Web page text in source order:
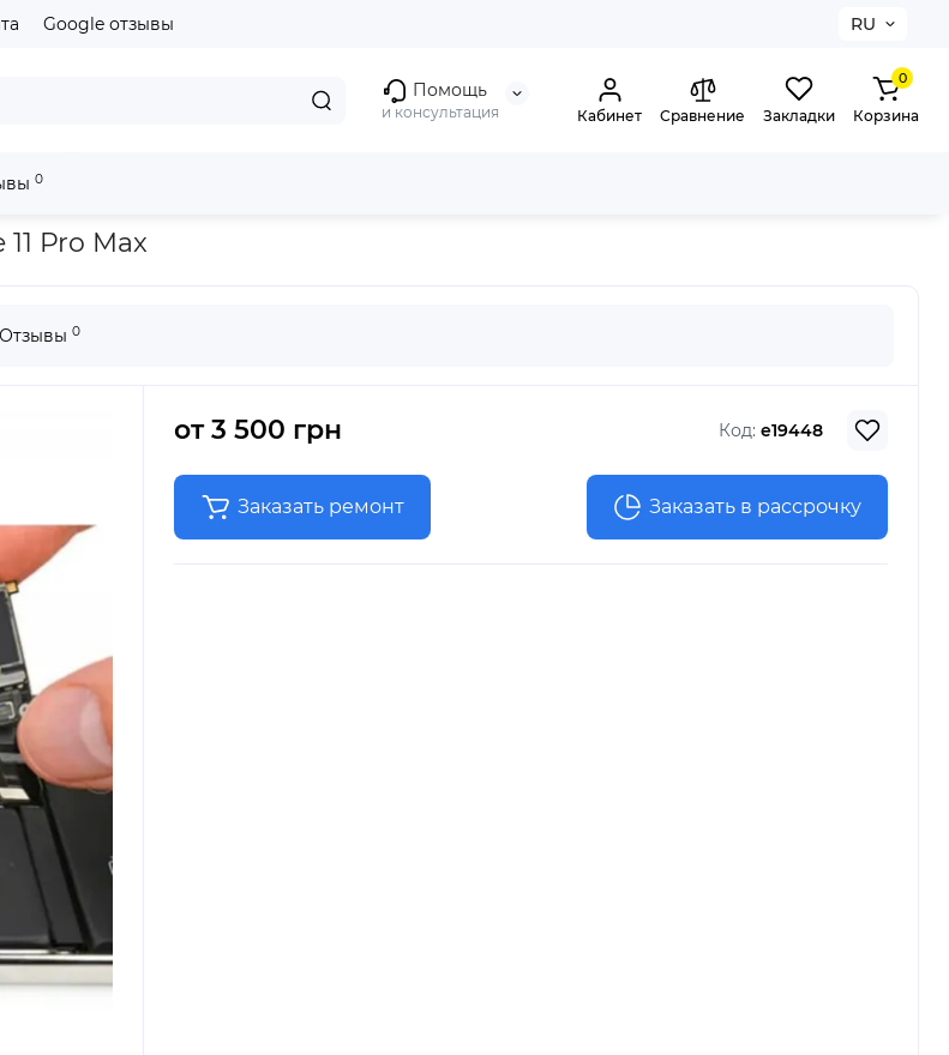
Google отзывы RU
Помощь
и консультация Кабинет Сравнение Закладки
0
Корзина
0
Pro Max
Отзывы 0
от 3 500 грн Код: e19448
Заказать ремонт Заказать в рассрочку